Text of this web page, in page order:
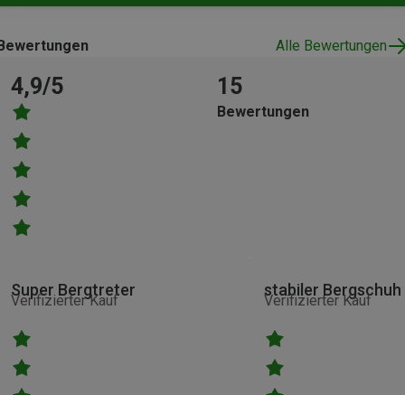
Alle Bewertungen
4,9/5 15
Bewertungen
Verifizierter Kauf
Super Bergtreter
Verifizierter Kauf
stabiler Bergschuh